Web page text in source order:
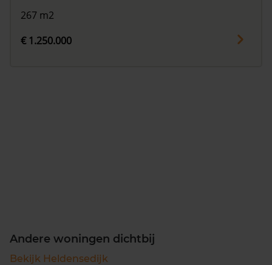
267 m2
€ 1.250.000
Andere woningen dichtbij
Bekijk Heldensedijk